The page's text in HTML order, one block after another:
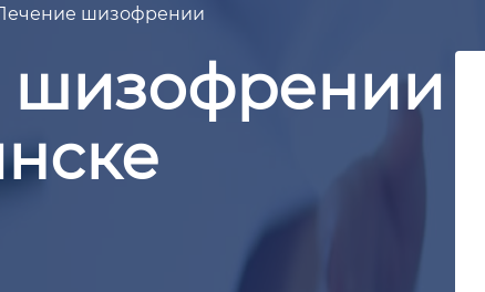
шизофрении
шизофрении